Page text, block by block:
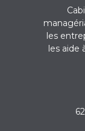
les
les aide